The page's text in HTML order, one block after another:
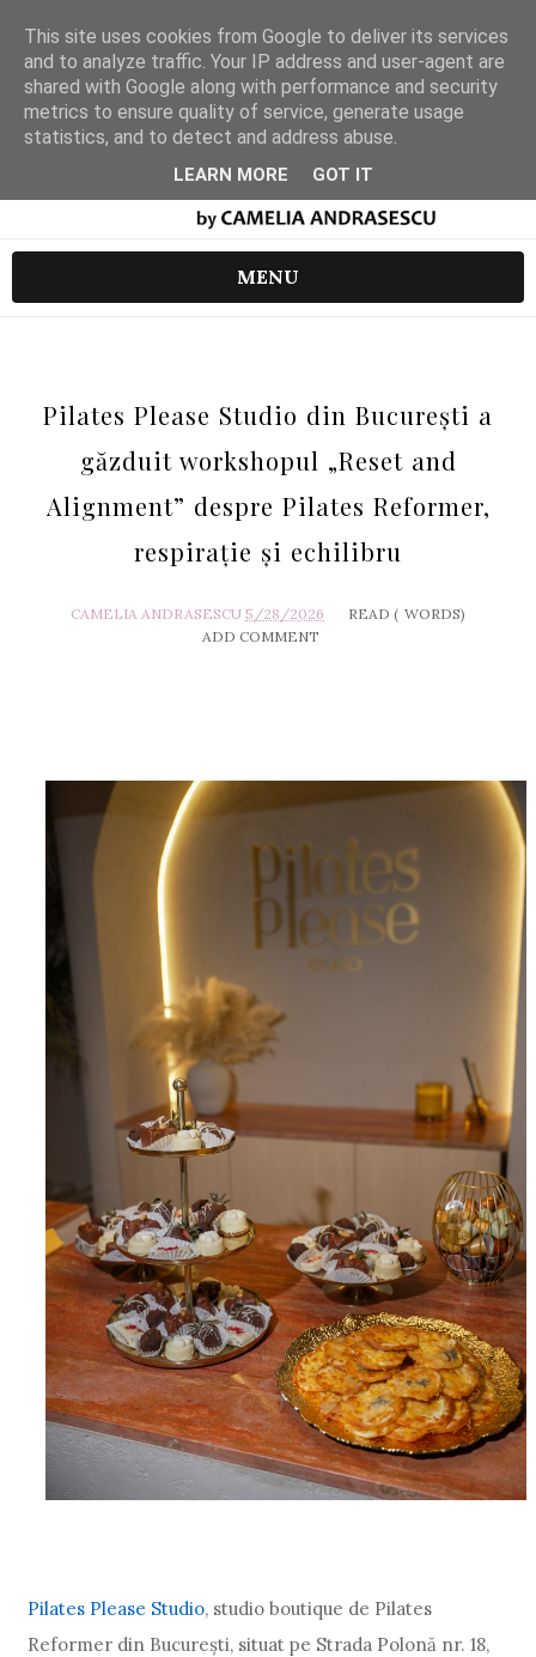
MENU
Pilates Please Studio din București a
găzduit workshopul „Reset and
Alignment” despre Pilates Reformer,
respirație și echilibru
CAMELIA ANDRASESCU 5/28/2026 READ ( WORDS)
ADD COMMENT
Pilates Please Studio, studio boutique de Pilates
Reformer din București, situat pe Strada Polonă nr. 18,
This site uses cookies from Google to deliver its services
and to analyze traffic. Your IP address and user-agent are
shared with Google along with performance and security
metrics to ensure quality of service, generate usage
statistics, and to detect and address abuse.
LEARN MORE GOT IT